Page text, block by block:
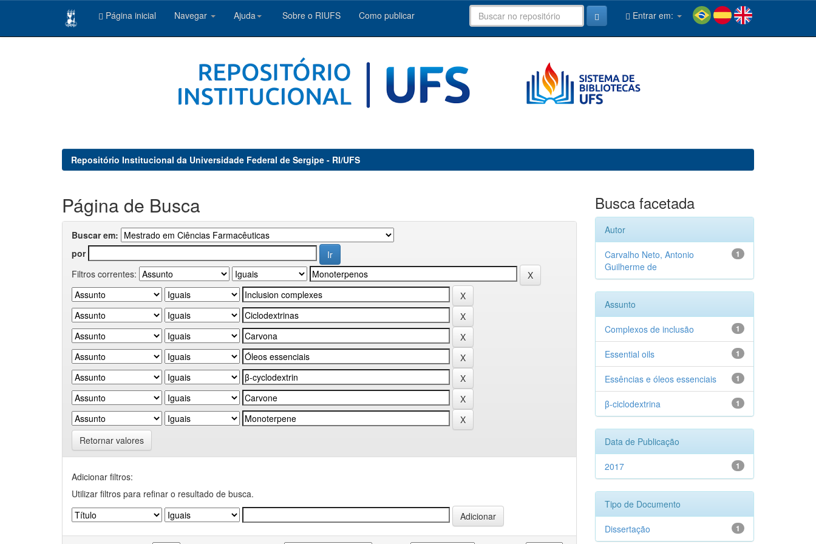
Página inicial Navegar Ajuda Sobre o RIUFS Como publicar Entrar em:
Repositório Institucional da Universidade Federal de Sergipe - RI/UFS
Página de Busca
Buscar em:
por
Filtros correntes:
Retornar valores
Adicionar filtros:
Utilizar filtros para refinar o resultado de busca.
Busca facetada
Autor
1
Carvalho Neto, Antonio
Guilherme de
Assunto
1
Complexos de inclusão
1
Essential oils
1
Essências e óleos essenciais
1
β-ciclodextrina
Data de Publicação
1
2017
Tipo de Documento
1
Dissertação